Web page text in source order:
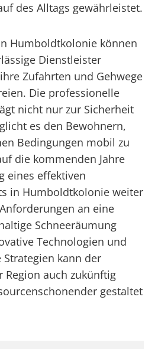
des Alltags gewährleistet.
Humboldtkolonie können
Dienstleister
Zufahrten und Gehwege
Die professionelle
nicht nur zur Sicherheit
es den Bewohnern,
Bedingungen mobil zu
die kommenden Jahre
eines effektiven
in Humboldtkolonie weiter
an eine
Schneeräumung
Technologien und
kann der
auch zukünftig
gestaltet